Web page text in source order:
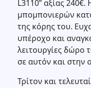
L3110” αξίας
μπομπονιερών
της κόρης του.
υπέροχο και
λειτουργίες δώρο
σε αυτόν και στην
Τρίτον και